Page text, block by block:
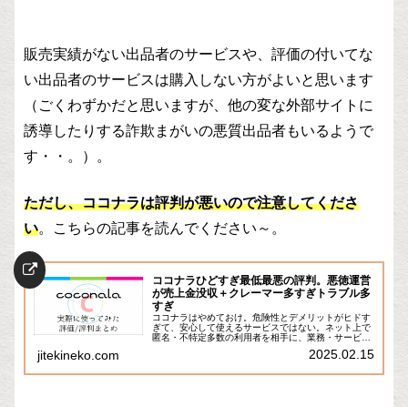
販売実績がない出品者のサービスや、評価の付いてな
い出品者のサービスは購入しない方がよいと思います
（ごくわずかだと思いますが、他の変な外部サイトに
誘導したりする詐欺まがいの悪質出品者もいるようで
す・・。）。
ただし、ココナラは評判が悪いので注意してくださ
い。こちらの記事を読んでください～。
ココナラひどすぎ最低最悪の評判。悪徳運営
が売上金没収＋クレーマー多すぎトラブル多
すぎ
ココナラはやめておけ。危険性とデメリットがヒドす
ぎて、安心して使えるサービスではない。ネット上で
匿名・不特定多数の利用者を相手に、業務・サービス
アサービス」。サラリーマンの副業や在宅勤務な
jitekineko.com 2025.02.15